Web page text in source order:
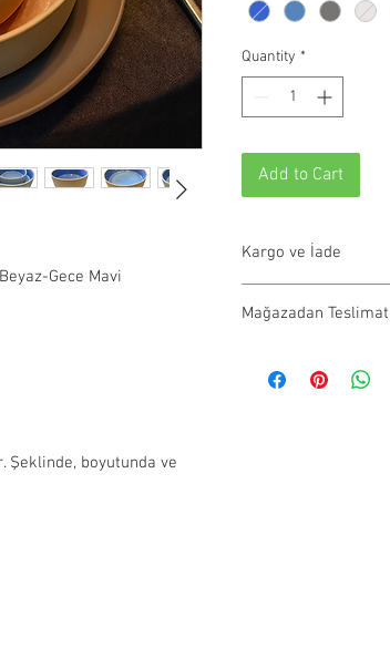
Gece Mavi
Şeklinde, boyutunda ve
Quantity *
Add to Cart
Kargo ve İade
olmayan ürünler 21
verildiğinde kargo
Mağazadan Teslimat
teslim alınabilir.